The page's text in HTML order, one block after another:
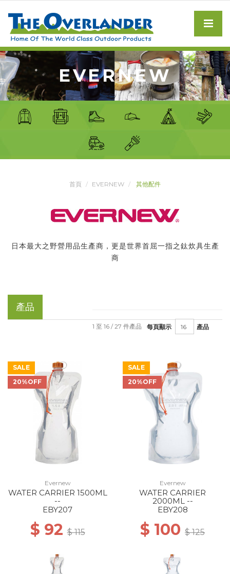
EVERNEW
首頁 EVERNEW 其他配件
日本最大之野營用品生產商，更是世界首屈一指之鈦炊具生產
商
產品
每頁顯示 產品
1 至 16 / 27 件產品
SALE
20%OFF
Evernew
WATER CARRIER 1500ML
--
EBY207
$ 92$ 115
SALE
20%OFF
Evernew
WATER CARRIER
2000ML --
EBY208
$ 100 $ 125